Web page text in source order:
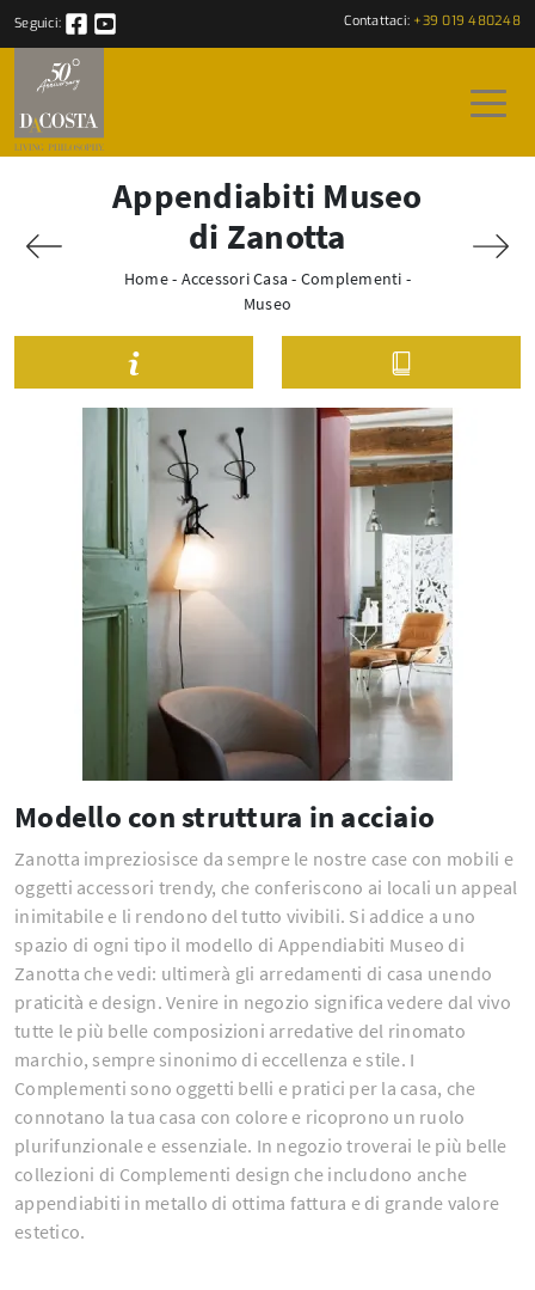
Seguici: Contattaci: +39 019 480248
Appendiabiti Museo
di Zanotta
Home- Accessori Casa - Complementi -
Museo
Modello con struttura in acciaio
Zanotta impreziosisce da sempre le nostre case con mobili e
oggetti accessori trendy, che conferiscono ai locali un appeal
inimitabile e li rendono del tutto vivibili. Si addice a uno
spazio di ogni tipo il modello di Appendiabiti Museo di
Zanotta che vedi: ultimerà gli arredamenti di casa unendo
praticità e design. Venire in negozio significa vedere dal vivo
tutte le più belle composizioni arredative del rinomato
marchio, sempre sinonimo di eccellenza e stile. I
Complementi sono oggetti belli e pratici per la casa, che
connotano la tua casa con colore e ricoprono un ruolo
plurifunzionale e essenziale. In negozio troverai le più belle
collezioni di Complementi design che includono anche
appendiabiti in metallo di ottima fattura e di grande valore
estetico.